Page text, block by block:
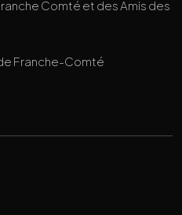
Comté et des Amis des
Franche-Comté